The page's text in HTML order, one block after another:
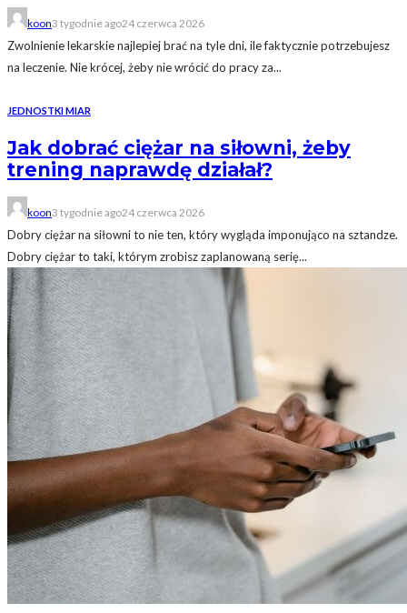
koon3 tygodnie ago24 czerwca 2026
Zwolnienie lekarskie najlepiej brać na tyle dni, ile faktycznie potrzebujesz
na leczenie. Nie krócej, żeby nie wrócić do pracy za...
JEDNOSTKI MIAR
Jak dobrać ciężar na siłowni, żeby
trening naprawdę działał?
koon3 tygodnie ago24 czerwca 2026
Dobry ciężar na siłowni to nie ten, który wygląda imponująco na sztandze.
Dobry ciężar to taki, którym zrobisz zaplanowaną serię...